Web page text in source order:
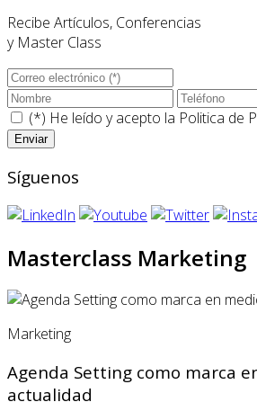
Recibe Artículos, Conferencias
y Master Class
(*) He leído y acepto la Politica de
Síguenos
Masterclass Marketing
Marketing
Agenda Setting como marca
actualidad